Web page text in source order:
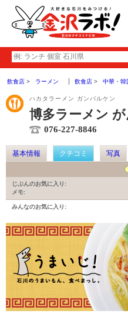
飲食店 ラーメン 飲食店 中華・韓
ハカタラーメン ガンバルケン
博多ラーメン
076-227-8846
基本情報 クチコミ 写真
じぶんのお気に入り:
メモ:
みんなのお気に入り: